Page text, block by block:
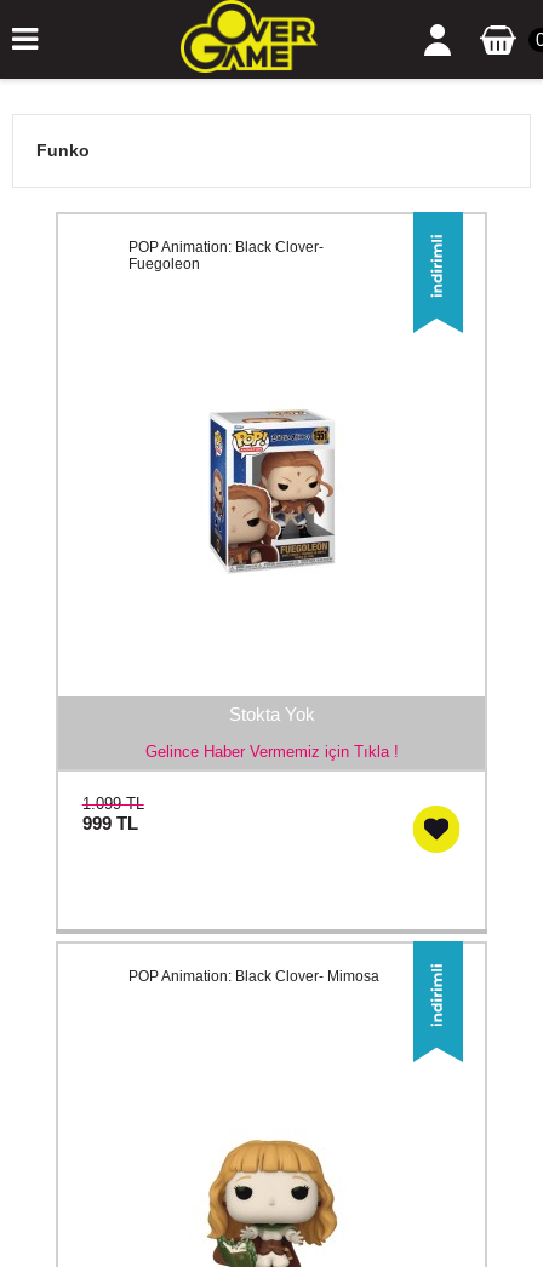
Funko
Stokta Yok
Gelince Haber Vermemiz için Tıkla !
POP Animation: Black Clover-
Fuegoleon
1.099 TL
999 TL
POP Animation: Black Clover- Mimosa